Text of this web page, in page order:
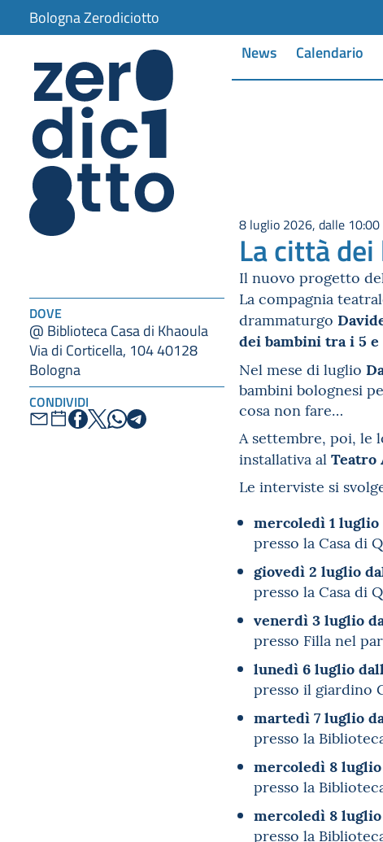
Bologna Zerodiciotto
News Calendario
DOVE
@ Biblioteca Casa di Khaoula
Via di Corticella, 104 40128
Bologna
CONDIVIDI
8 luglio 2026, dalle
La città
Il nuovo progetto
La compagnia
drammaturgo
dei bambini tra i 5 e
Nel mese di luglio
bambini bolognesi
cosa non fare…
A settembre, poi, le
installativa al Teatro
Le interviste si
mercoledì 1 luglio
presso la Casa di
giovedì 2 luglio
presso la Casa di
venerdì 3 luglio
presso Filla nel
lunedì 6 luglio
presso il giardino
martedì 7 luglio
presso la
mercoledì 8 luglio
presso la
mercoledì 8 luglio
presso la